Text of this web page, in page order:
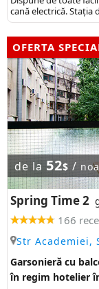
cană electrică. Stația
OFERTA
de la 52$ /
Spring Time 2
166
Str Academiei,
Garsonieră cu
în regim hotelier